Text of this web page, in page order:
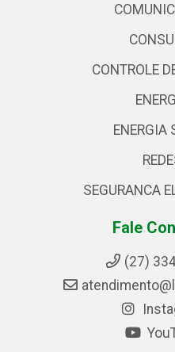
CONTROLE
ENERGIA
SEGURANCA
Fale
(27)